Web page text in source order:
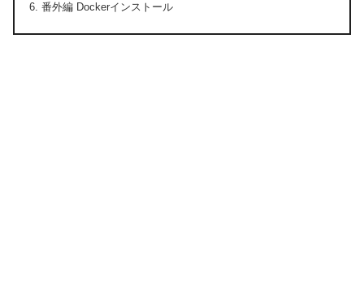
番外編 Dockerインストール